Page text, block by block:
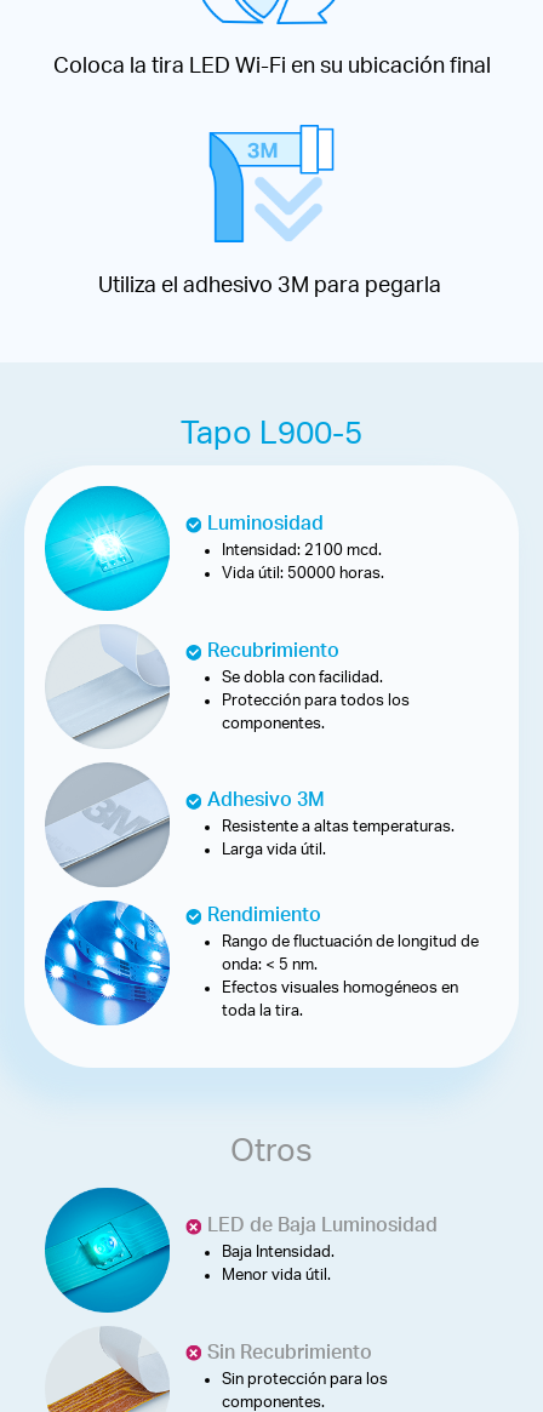
Coloca la tira LED Wi-Fi en su ubicación final
Utiliza el adhesivo 3M para pegarla
Tapo L900-5
Luminosidad
Intensidad: 2100 mcd.
Vida útil: 50000 horas.
Recubrimiento
Se dobla con facilidad.
Protección para todos los
componentes.
Adhesivo 3M
Resistente a altas temperaturas.
Larga vida útil.
Rendimiento
Rango de fluctuación de longitud de
onda: < 5 nm.
Efectos visuales homogéneos en
toda la tira.
Otros
LED de Baja Luminosidad
Baja Intensidad.
Menor vida útil.
Sin Recubrimiento
Sin protección para los
componentes.